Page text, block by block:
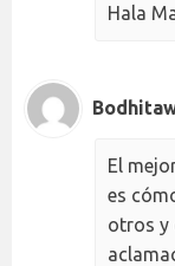
Hala
El
es
otros y